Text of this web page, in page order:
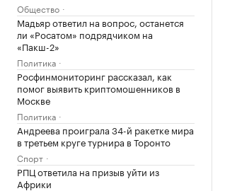
Общество
Мадьяр ответил на вопрос, останется
ли «Росатом» подрядчиком на
«Пакш-2»
Политика
Росфинмониторинг рассказал, как
помог выявить криптомошенников в
Москве
Политика
Андреева проиграла 34-й ракетке мира
в третьем круге турнира в Торонто
Спорт
РПЦ ответила на призыв уйти из
Африки